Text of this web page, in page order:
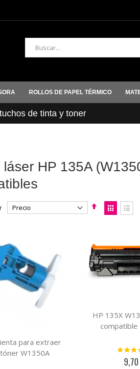
Buscar
ROLLOS DE PAPEL TÉRMICO
de tinta y toner
láser HP 135A
Fijar
Dirección
Ver
como
para extraer
W1350A
HP 135X
compatible